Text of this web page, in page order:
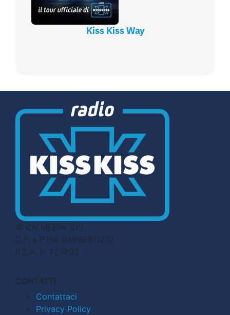
Kiss Kiss Way
© CN MEDIA S.r.l.
C.F. e P.IVA 04998911210
R.E.A. n. 727803
CONTATTI
Contattaci
Privacy Policy